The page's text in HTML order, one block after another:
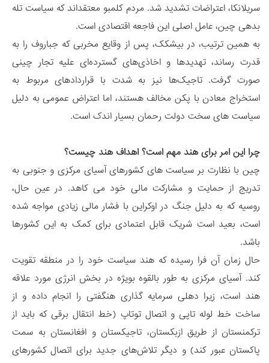
سریلانکا، اعتراضات تشدید شد. مردم کلمبو معتقداند که سیاست تله
بدهی چین، عامل اصلی این فاجعه اقتصادی است.
به همین ترتیب، در بیشکک، پس از وقایع مخربی که جباروف را به
قدرت رساند، تهدیدها و اخاذی‌های گسترده‌ای علیه تجار چینی
صورت گرفت. تاجیک‌ها نیز به شدت با قراردادهای مربوط به
استخراج معادن با پکن مخالف هستند، اما اعتراض عمومی به دلیل
سیاست های سخت دولت رحمان بسیار اندک است.
چرا این امر برای هند مهم است؟ اهداف هند چیست؟
چین با نظارت بر سیاست های کشورهای آسیای مرکزی و جنوبی به
تدریج از حمایت و مشارکت مالی خود می کاهد. در عین حال،
روسیه که به دلیل جنگ در اوکراین با فشار مالی زیادی مواجه شده
است، بعید است شریک قابل اعتمادی برای کمک به این کشورها
باشد.
حال زمان آن فرا رسیده که هند سیاست خود را در منطقه تقویت
کند. آسیای مرکزی به طور بالقوه بویژه در بخش انرژی مورد علاقه
هند است، زیرا دهلی سرمایه گذاری هنگفتی را انجام داده و از
ساخت خط لوله تاپی و اتصال توتاپ (خط انتقال برقی که باید از
ترکمنستان از طریق ازبکستان، تاجیکستان و افغانستان به سمت
پاکستان عبور کند) و دیگر تلاش‌های جدید برای اتصال کشورهای